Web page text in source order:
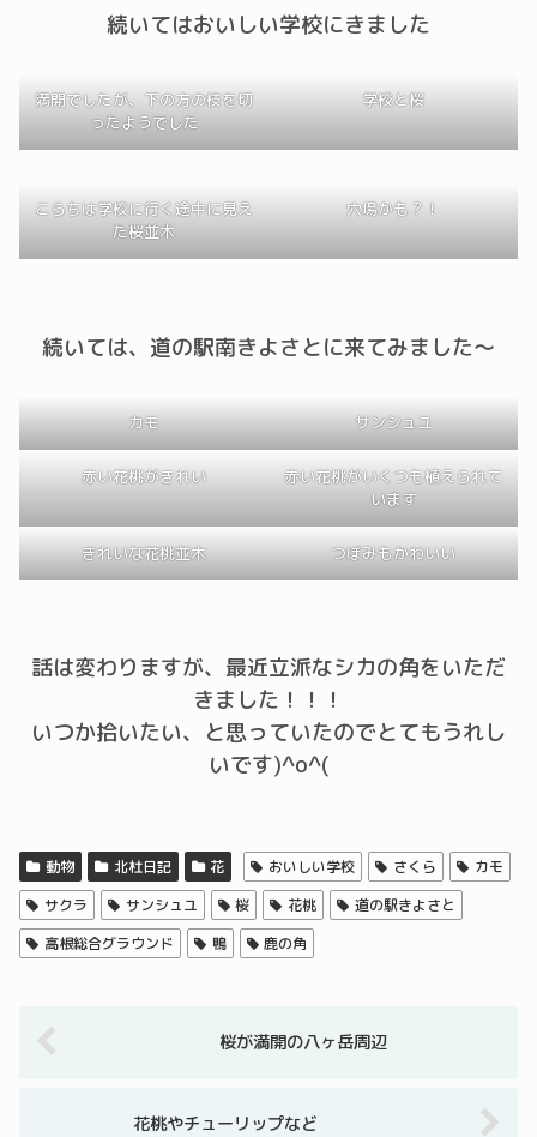
続いてはおいしい学校にきました
満開でしたが、下の方の枝を切
ったようでした
学校と桜
こらちは学校に行く途中に見え
た桜並木
穴場かも？！
続いては、道の駅南きよさとに来てみました～
カモ サンシュユ
赤い花桃がきれい
赤い花桃がいくつも植えられて
います
きれいな花桃並木 つぼみもかわいい
話は変わりますが、最近立派なシカの角をいただ
きました！！！
いつか拾いたい、と思っていたのでとてもうれし
いです)^o^(
動物 北杜日記 花 おいしい学校 さくら
カモ
サクラ
サンシュユ 桜 花桃
道の駅きよさと
高根総合グラウンド
鴨 鹿の角
桜が満開の八ヶ岳周辺
花桃やチューリップなど